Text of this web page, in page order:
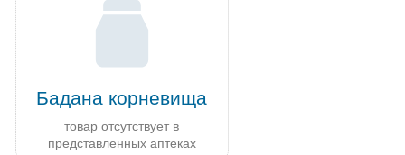
Бадана корневища
товар отсутствует в
представленных аптеках